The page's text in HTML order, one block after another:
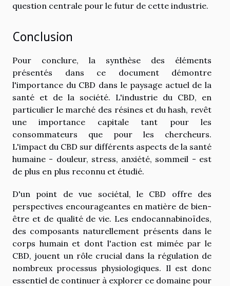
question centrale pour le futur de cette industrie.
Conclusion
Pour conclure, la synthèse des éléments
présentés dans ce document démontre
l'importance du CBD dans le paysage actuel de la
santé et de la société. L'industrie du CBD, en
particulier le marché des résines et du hash, revêt
une importance capitale tant pour les
consommateurs que pour les chercheurs.
L'impact du CBD sur différents aspects de la santé
humaine - douleur, stress, anxiété, sommeil - est
de plus en plus reconnu et étudié.
D'un point de vue sociétal, le CBD offre des
perspectives encourageantes en matière de bien-
être et de qualité de vie. Les endocannabinoïdes,
des composants naturellement présents dans le
corps humain et dont l'action est mimée par le
CBD, jouent un rôle crucial dans la régulation de
nombreux processus physiologiques. Il est donc
essentiel de continuer à explorer ce domaine pour